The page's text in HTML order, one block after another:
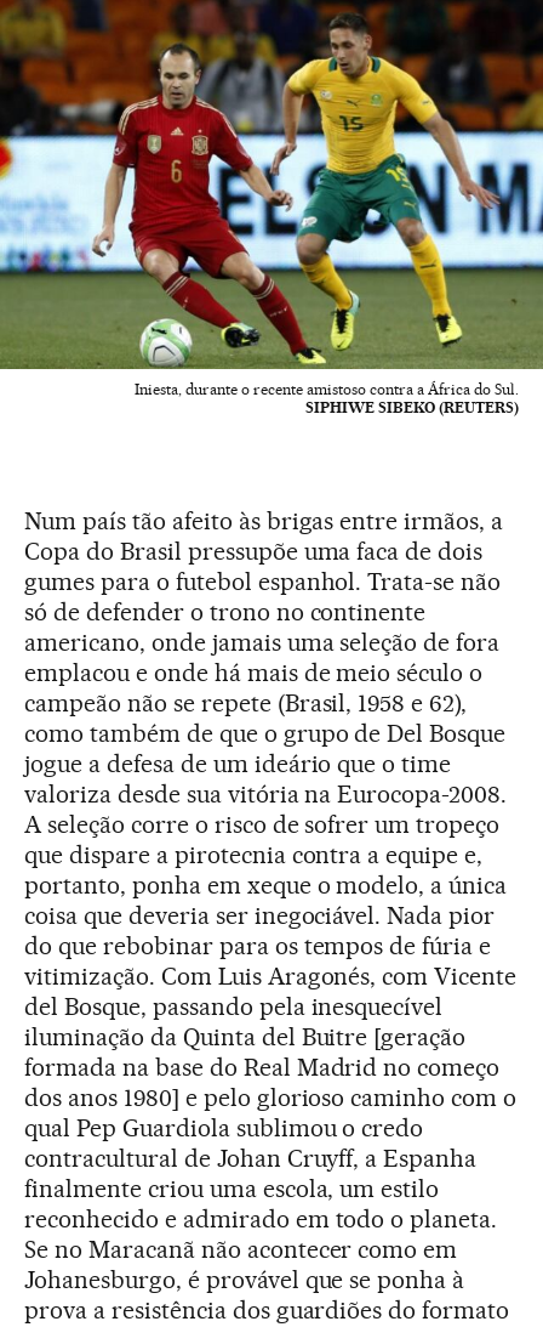
Iniesta, durante o recente amistoso contra a África do Sul.
SIPHIWE SIBEKO (REUTERS)
Num país tão afeito às brigas entre irmãos, a
Copa do Brasil pressupõe uma faca de dois
gumes para o futebol espanhol. Trata-se não
só de defender o trono no continente
americano, onde jamais uma seleção de fora
emplacou e onde há mais de meio século o
campeão não se repete (Brasil, 1958 e 62),
como também de que o grupo de Del Bosque
jogue a defesa de um ideário que o time
valoriza desde sua vitória na Eurocopa-2008.
A seleção corre o risco de sofrer um tropeço
que dispare a pirotecnia contra a equipe e,
portanto, ponha em xeque o modelo, a única
coisa que deveria ser inegociável. Nada pior
do que rebobinar para os tempos de fúria e
vitimização. Com Luis Aragonés, com Vicente
del Bosque, passando pela inesquecível
iluminação da Quinta del Buitre [geração
formada na base do Real Madrid no começo
dos anos 1980] e pelo glorioso caminho com o
qual Pep Guardiola sublimou o credo
contracultural de Johan Cruyff, a Espanha
finalmente criou uma escola, um estilo
reconhecido e admirado em todo o planeta.
Se no Maracanã não acontecer como em
Johanesburgo, é provável que se ponha à
prova a resistência dos guardiões do formato